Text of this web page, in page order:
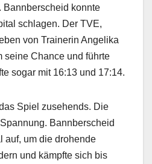
Bannberscheid konnte
schlagen. Der TVE,
von Trainerin Angelika
seine Chance und führte
sogar mit 16:13 und 17:14.
Spiel zusehends. Die
Bannberscheid
auf, um die drohende
und kämpfte sich bis